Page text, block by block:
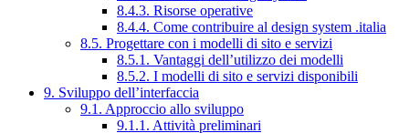
8.4.3. Risorse operative
8.4.4. Come contribuire al design system .italia
8.5. Progettare con i modelli di sito e servizi
8.5.1. Vantaggi dell’utilizzo dei modelli
8.5.2. I modelli di sito e servizi disponibili
9. Sviluppo dell’interfaccia
9.1. Approccio allo sviluppo
9.1.1. Attività preliminari